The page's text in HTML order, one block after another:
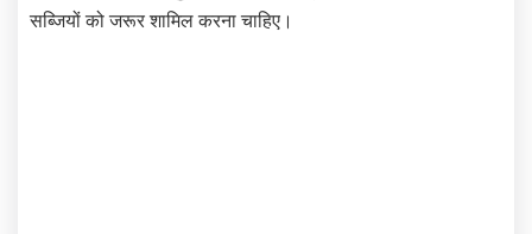
सब्जियों को जरूर शामिल करना चाहिए।